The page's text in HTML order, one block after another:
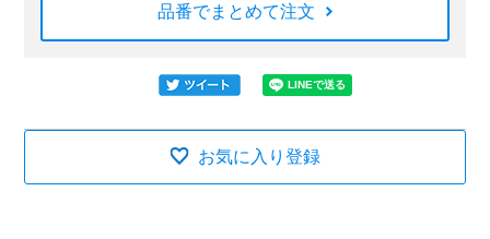
品番でまとめて注文
お気に入り登録